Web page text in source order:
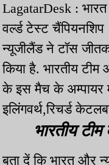
LagatarDesk :
वर्ल्ड टेस्ट
न्यूजीलैंड ने टॉस
किया है. भारतीय
के इस मैच के अम्पायर
इलिंगवर्थ,रिचर्ड
भारतीय
बता दें कि भारत और